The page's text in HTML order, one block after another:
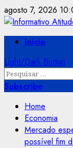
Skip
to
content
agosto 7, 2026
PrimaryInício
Light/Dark Button
Pesquisar
por:
Subscribe
Home
Economia
Mercado
possível fim